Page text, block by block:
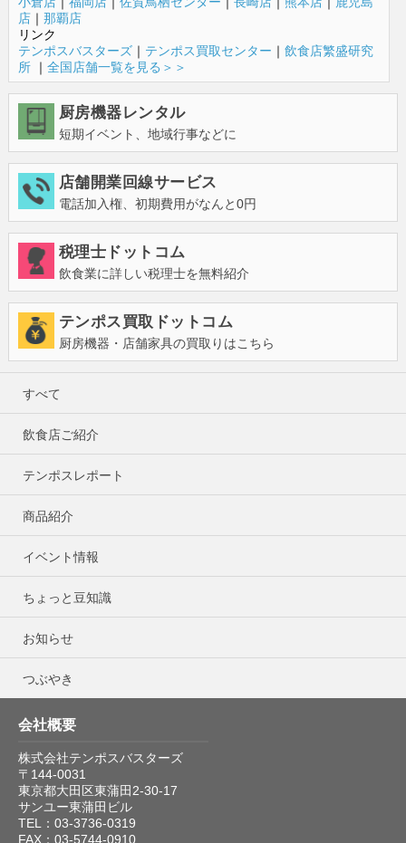
店｜ 那覇店
リンク
テンポスバスターズ｜ テンポス買取センター ｜ 飲食店繁盛研究
所｜ 全国店舗一覧を見る＞＞
厨房機器レンタル
短期イベント、地域行事などに
店舗開業回線サービス
電話加入権、初期費用がなんと0円
税理士ドットコム
飲食業に詳しい税理士を無料紹介
テンポス買取ドットコム
厨房機器・店舗家具の買取りはこちら
すべて
飲食店ご紹介
テンポスレポート
商品紹介
イベント情報
ちょっと豆知識
お知らせ
つぶやき
会社概要
株式会社テンポスバスターズ
〒144-0031
東京都大田区東蒲田2-30-17
サンユー東蒲田ビル
TEL：03-3736-0319
FAX：03-5744-0910